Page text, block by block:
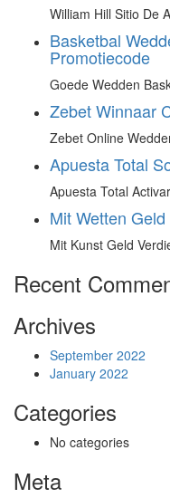
William Hill Sitio De
Basketbal
Promotiecode
Goede Wedden
Zebet Winnaar
Zebet Online
Apuesta Total
Apuesta Total
Mit Wetten
Mit Kunst Geld
Recent
Archives
September 2022
January 2022
Categories
No categories
Meta